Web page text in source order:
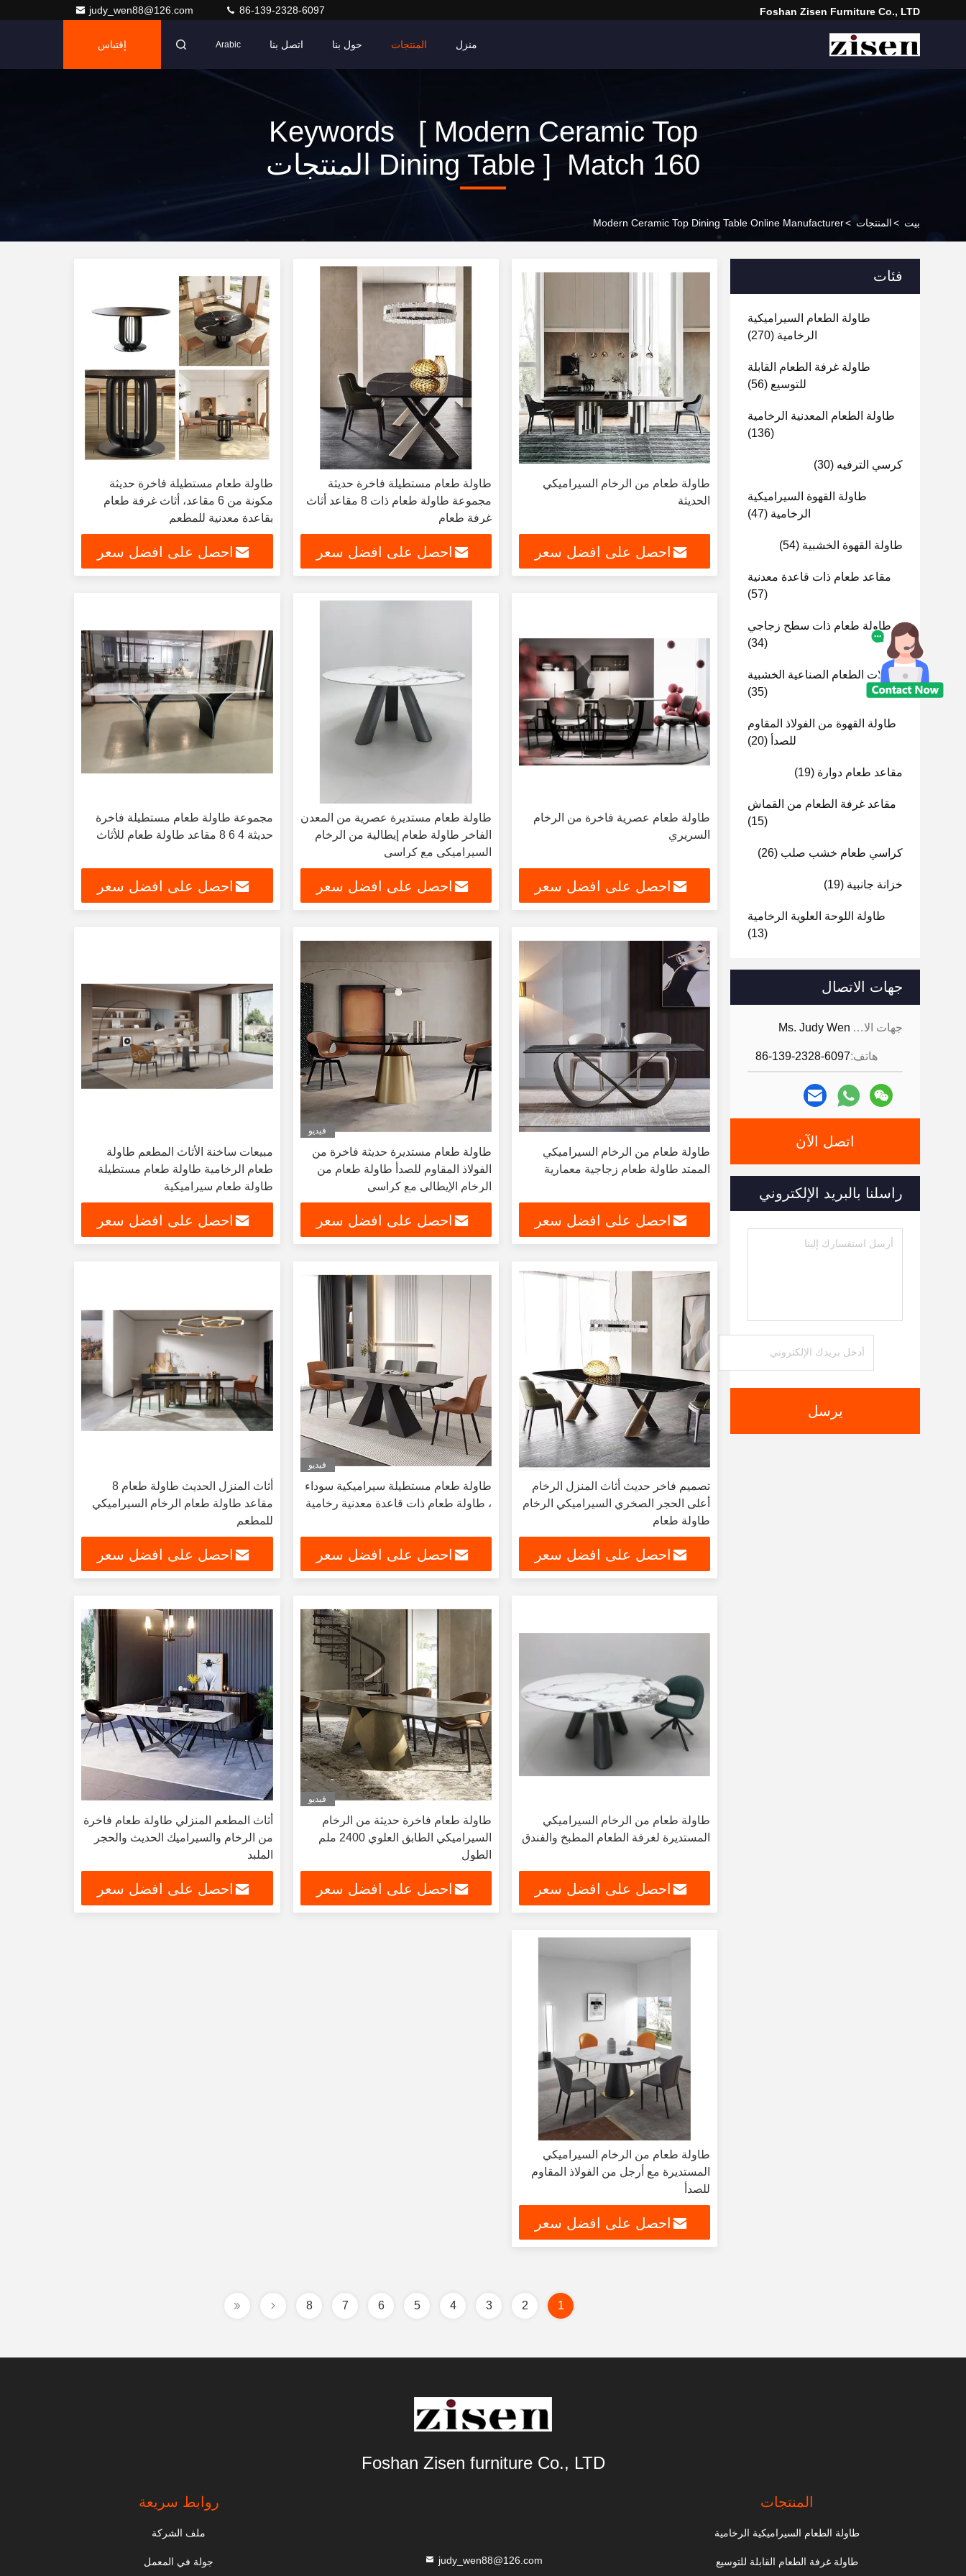
Foshan Zisen Furniture Co., LTD
judy_wen88@126.com 86-139-2328-6097
منزل المنتجات حول بنا اتصل بنا Arabic إقتباس
Keywords [ Modern Ceramic Top
Dining Table ] Match 160 المنتجات
بيت >المنتجات >
Modern Ceramic Top Dining Table Online Manufacturer
فئات
طاولة الطعام السيراميكية
الرخامية (270)
طاولة غرفة الطعام القابلة
للتوسيع (56)
طاولة الطعام المعدنية الرخامية
(136)
كرسي الترفيه (30)
طاولة القهوة السيراميكية
الرخامية (47)
طاولة القهوة الخشبية (54)
مقاعد طعام ذات قاعدة معدنية
(57)
طاولة طعام ذات سطح زجاجي
(34)
طاولات الطعام الصناعية الخشبية
(35)
طاولة القهوة من الفولاذ المقاوم
للصدأ (20)
مقاعد طعام دوارة (19)
مقاعد غرفة الطعام من القماش
(15)
كراسي طعام خشب صلب (26)
خزانة جانبية (19)
طاولة اللوحة العلوية الرخامية
(13)
جهات الاتصال
جهات الاتصال: Ms. Judy Wen
هاتف:86-139-2328-6097
اتصل الآن
راسلنا بالبريد الإلكتروني
يرسل
طاولة طعام من الرخام السيراميكي
الحديثة
احصل على افضل سعر
طاولة طعام مستطيلة فاخرة حديثة
مجموعة طاولة طعام ذات 8 مقاعد أثاث
غرفة طعام
احصل على افضل سعر
طاولة طعام مستطيلة فاخرة حديثة
مكونة من 6 مقاعد، أثاث غرفة طعام
بقاعدة معدنية للمطعم
احصل على افضل سعر
طاولة طعام عصرية فاخرة من الرخام
السريري
احصل على افضل سعر
طاولة طعام مستديرة عصرية من المعدن
الفاخر طاولة طعام إيطالية من الرخام
السيراميكي مع كراسي
احصل على افضل سعر
مجموعة طاولة طعام مستطيلة فاخرة
حديثة 4 6 8 مقاعد طاولة طعام للأثاث
احصل على افضل سعر
طاولة طعام من الرخام السيراميكي
الممتد طاولة طعام زجاجية معمارية
احصل على افضل سعر
فيديو
طاولة طعام مستديرة حديثة فاخرة من
الفولاذ المقاوم للصدأ طاولة طعام من
الرخام الإيطالي مع كراسي
احصل على افضل سعر
مبيعات ساخنة الأثاث المطعم طاولة
طعام الرخامية طاولة طعام مستطيلة
طاولة طعام سيراميكية
احصل على افضل سعر
تصميم فاخر حديث أثاث المنزل الرخام
أعلى الحجر الصخري السيراميكي الرخام
طاولة طعام
احصل على افضل سعر
فيديو
طاولة طعام مستطيلة سيراميكية سوداء
، طاولة طعام ذات قاعدة معدنية رخامية
احصل على افضل سعر
أثاث المنزل الحديث طاولة طعام 8
مقاعد طاولة طعام الرخام السيراميكي
للمطعم
احصل على افضل سعر
طاولة طعام من الرخام السيراميكي
المستديرة لغرفة الطعام المطبخ والفندق
احصل على افضل سعر
فيديو
طاولة طعام فاخرة حديثة من الرخام
السيراميكي الطابق العلوي 2400 ملم
الطول
احصل على افضل سعر
أثاث المطعم المنزلي طاولة طعام فاخرة
من الرخام والسيراميك الحديث والحجر
الملبد
احصل على افضل سعر
طاولة طعام من الرخام السيراميكي
المستديرة مع أرجل من الفولاذ المقاوم
للصدأ
احصل على افضل سعر
1
2
3
4
5
6
7
8
Foshan Zisen furniture Co., LTD
المنتجات
طاولة الطعام السيراميكية الرخامية
طاولة غرفة الطعام القابلة للتوسيع judy_wen88@126.com
روابط سريعة
ملف الشركة
جولة في المعمل